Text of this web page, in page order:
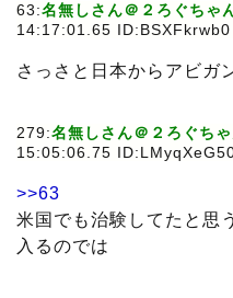
63:名無しさん＠２ろぐちゃ
14:17:01.65 ID:BSXFkrwb0
さっさと日本からアビガ
279:名無しさん＠２ろぐち
15:05:06.75
>>63
米国でも治験してたと思
入るのでは